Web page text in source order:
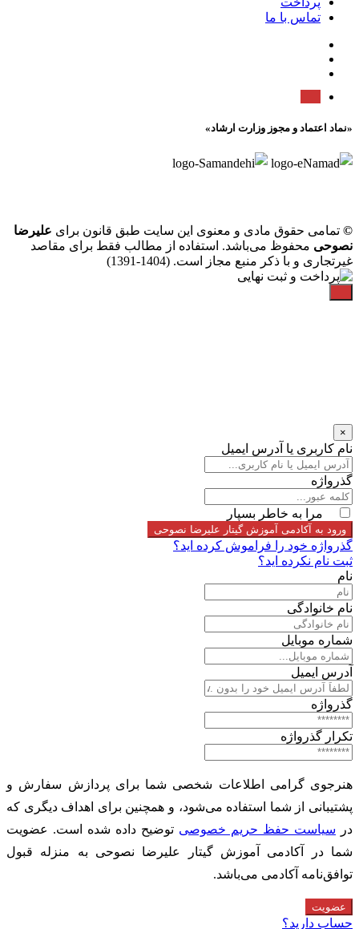
تماس با ما
«نماد اعتماد و مجوز وزارت ارشاد»
© تمامی حقوق مادی و معنوی این سایت طبق قانون برای علیرضا
نصوحی محفوظ می‌باشد. استفاده از مطالب فقط برای مقاصد
غیرتجاری و با ذکر منبع مجاز است. (1404-1391)
×
نام کاربری یا آدرس ایمیل
گذرواژه
مرا به خاطر بسپار
ورود به آکادمی آموزش گیتار علیرضا نصوحی
گذرواژه خود را فراموش کرده اید؟
ثبت نام نکرده اید؟
نام
نام خانوادگی
شماره موبایل
آدرس ایمیل
گذرواژه
تکرار گذرواژه
هنرجوی گرامی اطلاعات شخصی شما برای پردازش سفارش و
پشتیبانی از شما استفاده می‌شود، و همچنین برای اهداف دیگری که
در سیاست حفظ حریم خصوصی توضیح داده شده است. عضویت
شما در آکادمی آموزش گیتار علیرضا نصوحی به منزله قبول
توافق‌نامه آکادمی می‌باشد.
عضویت
حساب دارید؟